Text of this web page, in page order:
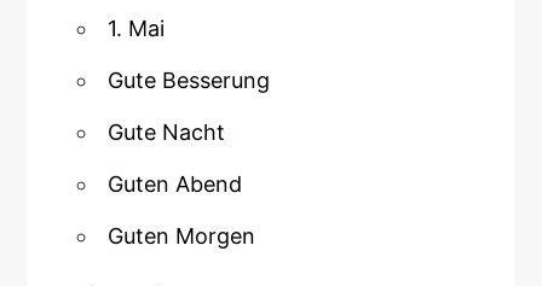
1. Mai
Gute Besserung
Gute Nacht
Guten Abend
Guten Morgen